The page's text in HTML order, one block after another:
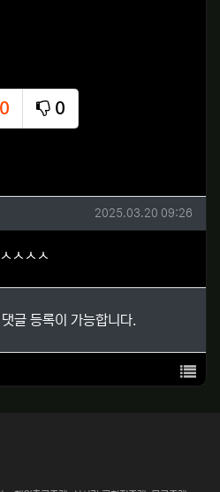
0
천
0
비추천
작성일
2025.03.20 09:26
ㅅㅅㅅ
글 등록이 가능합니다.
목록